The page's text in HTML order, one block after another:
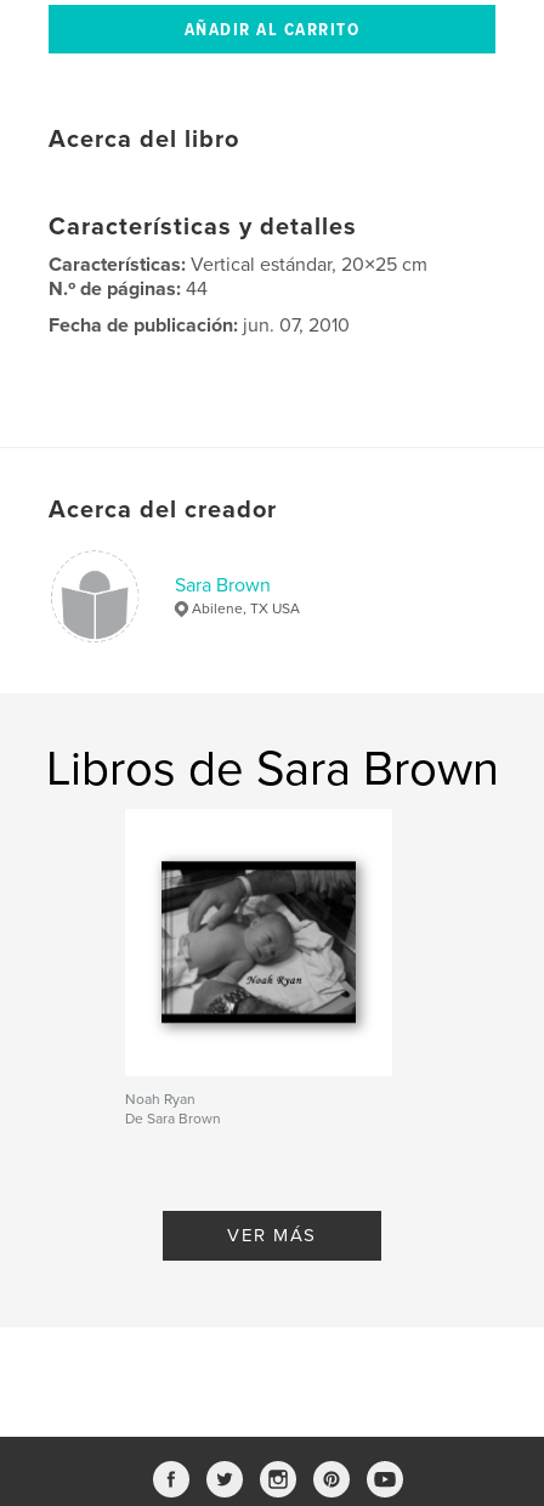
Acerca del libro
Características y detalles
Características:Vertical estándar, 20×25 cm
N.º de páginas:44
Fecha de publicación: jun. 07, 2010
Acerca del creador
Sara Brown
Abilene, TX USA
Libros de Sara Brown
Noah Ryan
De Sara Brown
VER MÁS